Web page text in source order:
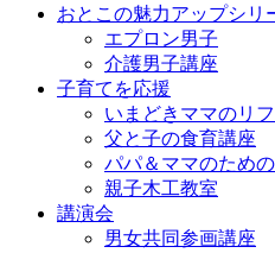
おとこの魅力アップシリ
エプロン男子
介護男子講座
子育てを応援
いまどきママのリ
父と子の食育講座
パパ＆ママのため
親子木工教室
講演会
男女共同参画講座